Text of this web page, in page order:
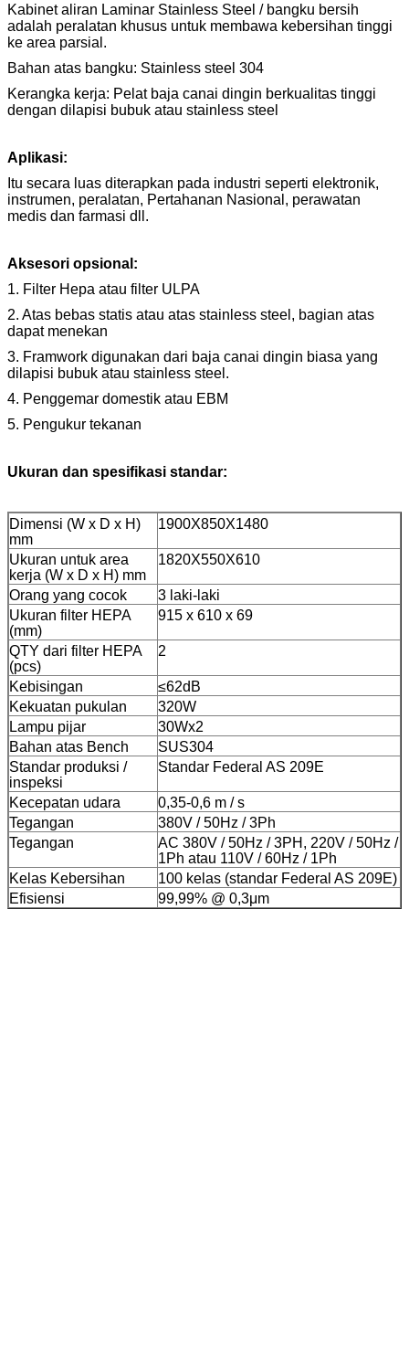
Kabinet aliran Laminar Stainless Steel / bangku bersih
adalah peralatan khusus untuk membawa kebersihan tinggi
ke area parsial.
Bahan atas bangku: Stainless steel 304
Kerangka kerja: Pelat baja canai dingin berkualitas tinggi
dengan dilapisi bubuk atau stainless steel
Aplikasi:
Itu secara luas diterapkan pada industri seperti elektronik,
instrumen, peralatan, Pertahanan Nasional, perawatan
medis dan farmasi dll.
Aksesori opsional:
1. Filter Hepa atau filter ULPA
2. Atas bebas statis atau atas stainless steel, bagian atas
dapat menekan
3. Framwork digunakan dari baja canai dingin biasa yang
dilapisi bubuk atau stainless steel.
4. Penggemar domestik atau EBM
5. Pengukur tekanan
Ukuran dan spesifikasi standar:
Dimensi (W x D x H)
mm
1900X850X1480
Ukuran untuk area
kerja (W x D x H) mm
1820X550X610
Orang yang cocok
3 laki-laki
Ukuran filter HEPA
(mm)
915 x 610 x 69
QTY dari filter HEPA
(pcs)
2
Kebisingan
≤62dB
Kekuatan pukulan
320W
Lampu pijar
30Wx2
Bahan atas Bench
SUS304
Standar produksi /
inspeksi
Standar Federal AS 209E
Kecepatan udara
0,35-0,6 m / s
Tegangan
380V / 50Hz / 3Ph
Tegangan
AC 380V / 50Hz / 3PH, 220V / 50Hz /
1Ph atau 110V / 60Hz / 1Ph
Kelas Kebersihan
100 kelas (standar Federal AS 209E)
Efisiensi
99,99% @ 0,3μm